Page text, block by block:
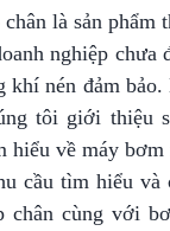
là sản phẩm
nghiệp chưa
khí nén đảm
tôi giới thiệu
hiểu về máy bơm
cầu tìm hiểu và
chân cùng với